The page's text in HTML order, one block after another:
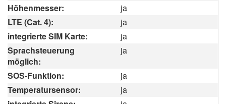
Höhenmesser:
ja
LTE (Cat. 4):
ja
integrierte SIM Karte:
ja
Sprachsteuerung
möglich:
ja
SOS-Funktion:
ja
Temperatursensor:
ja